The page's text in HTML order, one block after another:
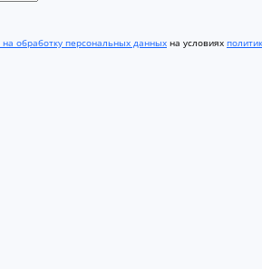
на обработку персональных данных на условиях